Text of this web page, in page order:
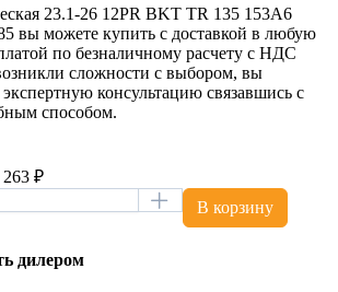
23.1-26 12PR BKT TR 135 153A6
вы можете купить с доставкой в любую
по безналичному расчету с НДС
сложности с выбором, вы
консультацию связавшись с
способом.
263 ₽
В корзину
дилером